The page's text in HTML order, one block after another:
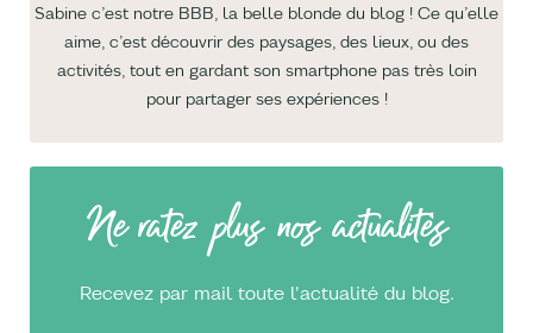
Sabine c’est notre BBB, la belle blonde du blog ! Ce qu’elle
aime, c’est découvrir des paysages, des lieux, ou des
activités, tout en gardant son smartphone pas très loin
pour partager ses expériences !
Ne ratez plus nos actualités
Recevez par mail toute l'actualité du blog.